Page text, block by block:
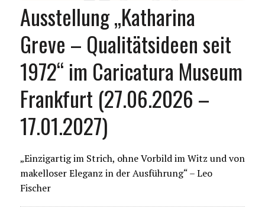
Ausstellung „Katharina
Greve – Qualitätsideen seit
1972“ im Caricatura Museum
Frankfurt (27.06.2026 –
17.01.2027)
„Einzigartig im Strich, ohne Vorbild im Witz und von
makelloser Eleganz in der Ausführung“ – Leo
Fischer